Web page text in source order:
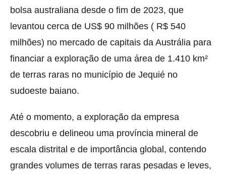
bolsa australiana desde o fim de 2023, que
levantou cerca de US$ 90 milhões ( R$ 540
milhões) no mercado de capitais da Austrália para
financiar a exploração de uma área de 1.410 km²
de terras raras no município de Jequié no
sudoeste baiano.
Até o momento, a exploração da empresa
descobriu e delineou uma província mineral de
escala distrital e de importância global, contendo
grandes volumes de terras raras pesadas e leves,